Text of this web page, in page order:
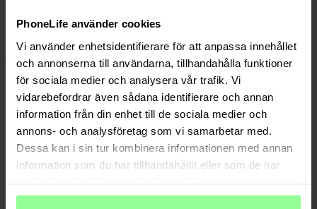
PhoneLife använder cookies
Vi använder enhetsidentifierare för att anpassa innehållet
och annonserna till användarna, tillhandahålla funktioner
för sociala medier och analysera vår trafik. Vi
vidarebefordrar även sådana identifierare och annan
information från din enhet till de sociala medier och
annons- och analysföretag som vi samarbetar med.
Dessa kan i sin tur kombinera informationen med annan
information som du har tillhandahållit eller som de har
30 Tage Rückgaberecht
Art number :45308
PRODUKTBESCHREIBUNG
Armband aus Edelstahl für Hama Fit Watch 4900. Das Armband hat ein
klassisches Design mit Schnalle, obwohl es vollständig aus Edelstahl gefertigt
ist.
Befestigungen für das Armband sind im Lieferumfang enthalten, sodass du es
ganz einfach gegen dein aktuelles Armband austauschen kannst.